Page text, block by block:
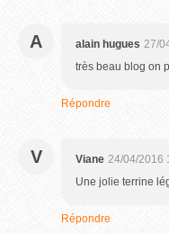
A alain hugues 27/
très beau blog on
Répondre
V Viane 24/04/2016
Une jolie terrine
Répondre